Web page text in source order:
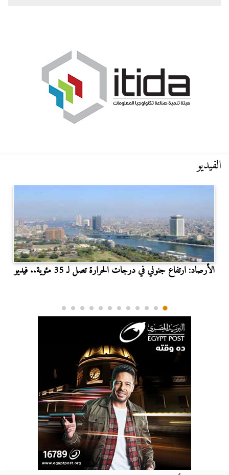
الفيديو
الأرصاد: ارتفاع جنوني في درجات الحرارة تصل لـ 35 مئوية.. فيديو